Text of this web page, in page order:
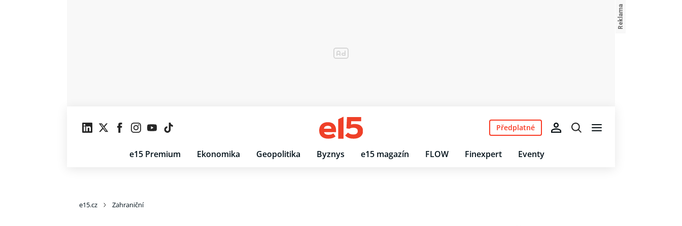
e15 Premium Ekonomika Geopolitika Byznys e15 magazín FLOW Finexpert Eventy
Předplatné
e15.cz Zahraniční